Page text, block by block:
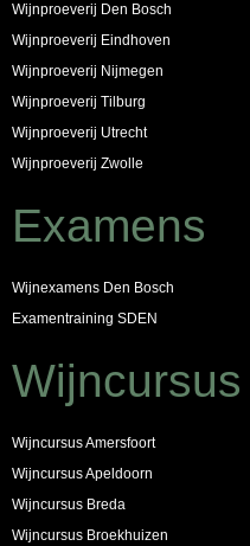
Wijnproeverij Den Bosch
Wijnproeverij Eindhoven
Wijnproeverij Nijmegen
Wijnproeverij Tilburg
Wijnproeverij Utrecht
Wijnproeverij Zwolle
Examens
Wijnexamens Den Bosch
Examentraining SDEN
Wijncursus
Wijncursus Amersfoort
Wijncursus Apeldoorn
Wijncursus Breda
Wijncursus Broekhuizen